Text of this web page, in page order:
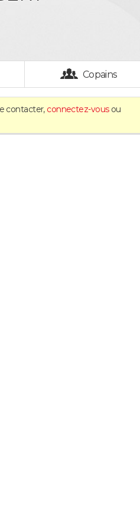
Copains
contacter, connectez-vousou